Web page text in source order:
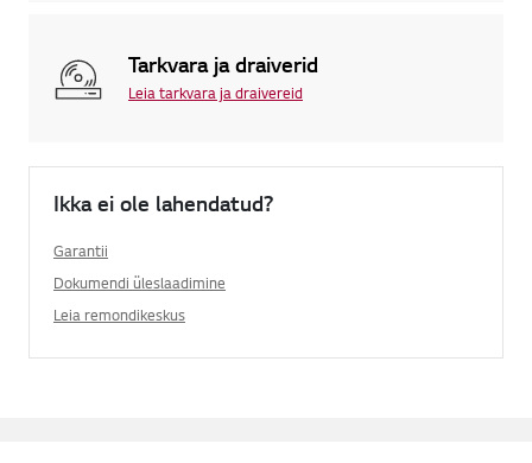
Tarkvara ja draiverid
Leia tarkvara ja draivereid
Ikka ei ole lahendatud?
Garantii
Dokumendi üleslaadimine
Leia remondikeskus